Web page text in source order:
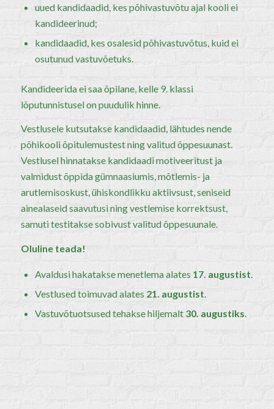
uued kandidaadid, kes põhivastuvõtu ajal kooli ei
kandideerinud;
kandidaadid, kes osalesid põhivastuvõtus, kuid ei
osutunud vastuvõetuks.
Kandideerida ei saa õpilane, kelle 9. klassi
lõputunnistusel on puudulik hinne.
Vestlusele kutsutakse kandidaadid, lähtudes nende
põhikooli õpitulemustest ning valitud õppesuunast.
Vestlusel hinnatakse kandidaadi motiveeritust ja
valmidust õppida gümnaasiumis, mõtlemis- ja
arutlemisoskust, ühiskondlikku aktiivsust, seniseid
ainealaseid saavutusi ning vestlemise korrektsust,
samuti testitakse sobivust valitud õppesuunale.
Oluline teada!
Avaldusi hakatakse menetlema alates 17. augustist.
Vestlused toimuvad alates 21. augustist.
Vastuvõtuotsused tehakse hiljemalt 30. augustiks.